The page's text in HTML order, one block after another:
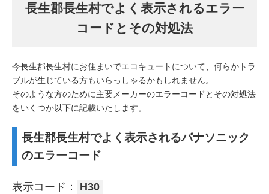
長生郡長生村でよく表示されるエラー
コードとその対処法
今長生郡長生村にお住まいでエコキュートについて、何らかトラ
ブルが生じている方もいらっしゃるかもしれません。
そのような方のために主要メーカーのエラーコードとその対処法
をいくつか以下に記載いたします。
長生郡長生村でよく表示されるパナソニック
のエラーコード
表示コード： H30